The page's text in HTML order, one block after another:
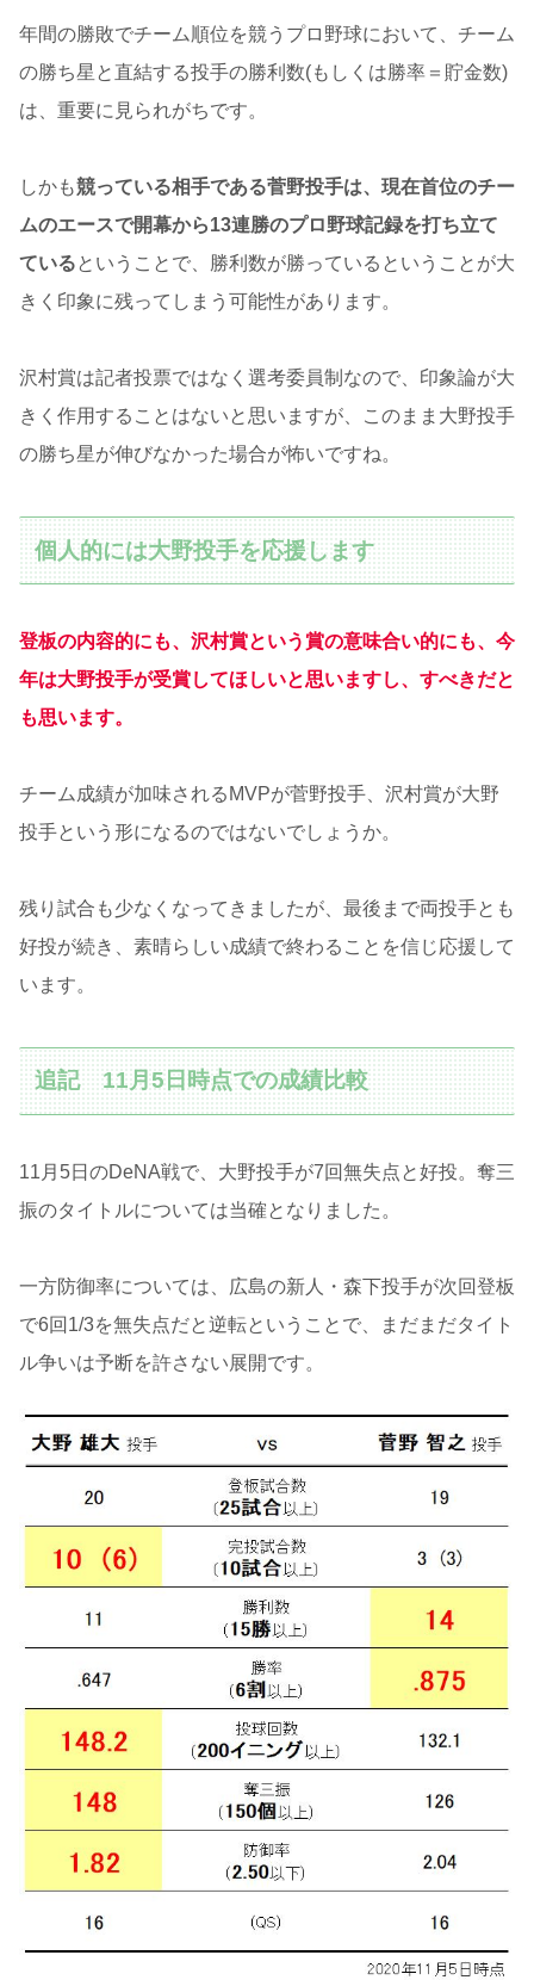
年間の勝敗でチーム順位を競うプロ野球において、チーム
の勝ち星と直結する投手の勝利数(もしくは勝率＝貯金数)
は、重要に見られがちです。
しかも競っている相手である菅野投手は、現在首位のチー
ムのエースで開幕から13連勝のプロ野球記録を打ち立て
ているということで、勝利数が勝っているということが大
きく印象に残ってしまう可能性があります。
沢村賞は記者投票ではなく選考委員制なので、印象論が大
きく作用することはないと思いますが、このまま大野投手
の勝ち星が伸びなかった場合が怖いですね。
個人的には大野投手を応援します
登板の内容的にも、沢村賞という賞の意味合い的にも、今
年は大野投手が受賞してほしいと思いますし、すべきだと
も思います。
チーム成績が加味されるMVPが菅野投手、沢村賞が大野
投手という形になるのではないでしょうか。
残り試合も少なくなってきましたが、最後まで両投手とも
好投が続き、素晴らしい成績で終わることを信じ応援して
います。
追記 11月5日時点での成績比較
11月5日のDeNA戦で、大野投手が7回無失点と好投。奪三
振のタイトルについては当確となりました。
一方防御率については、広島の新人・森下投手が次回登板
で6回1/3を無失点だと逆転ということで、まだまだタイト
ル争いは予断を許さない展開です。